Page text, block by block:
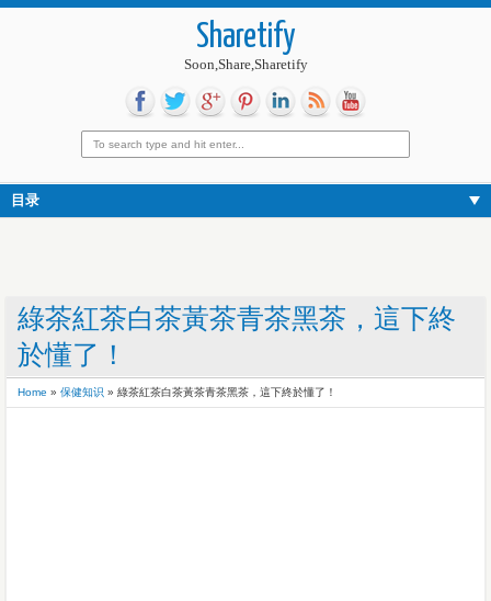
Sharetify
Soon,Share,Sharetify
目录
綠茶紅茶白茶黃茶青茶黑茶，這下終
於懂了！
Home » 保健知识 » 綠茶紅茶白茶黃茶青茶黑茶，這下終於懂了！